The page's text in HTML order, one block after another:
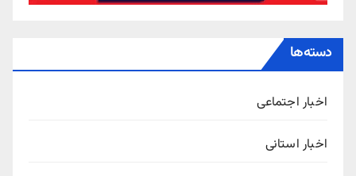
دسته‌ها
اخبار اجتماعی
اخبار استانی